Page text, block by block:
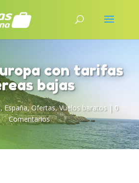
con tarifas
bajas
,España,Ofertas,Vuelos baratos| 0
Comentarios